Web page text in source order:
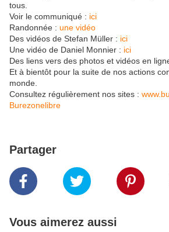
tous.
Voir le communiqué : ici
Randonnée : une vidéo
Des vidéos de Stefan Müller : ici
Une vidéo de Daniel Monnier : ici
Des liens vers des photos et vidéos en
Et à bientôt pour la suite de nos actions
monde.
Consultez régulièrement nos sites :
Burezonelibre
Partager
Vous aimerez aussi